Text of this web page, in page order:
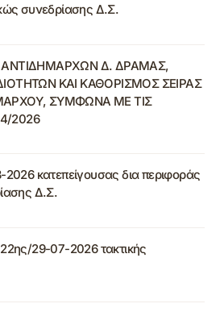
συνεδρίασης Δ.Σ.
Δ. ΔΡΑΜΑΣ,
ΚΑΙ ΚΑΘΟΡΙΣΜΟΣ ΣΕΙΡΑΣ
ΣΥΜΦΩΝΑ ΜΕ ΤΙΣ
2026
κατεπείγουσας δια περιφοράς
Δ.Σ.
29-07-2026 τακτικής